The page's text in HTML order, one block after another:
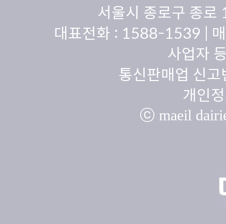
서울시 종로구 종
대표전화 : 1588-1539 |
사업자
통신판매업 신
개인
ⓒ maeil